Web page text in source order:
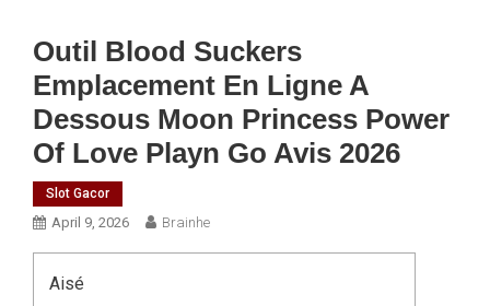
Outil Blood Suckers
Emplacement En Ligne A
Dessous Moon Princess Power
Of Love Playn Go Avis 2026
Slot Gacor
April 9, 2026 Brainhe
Aisé